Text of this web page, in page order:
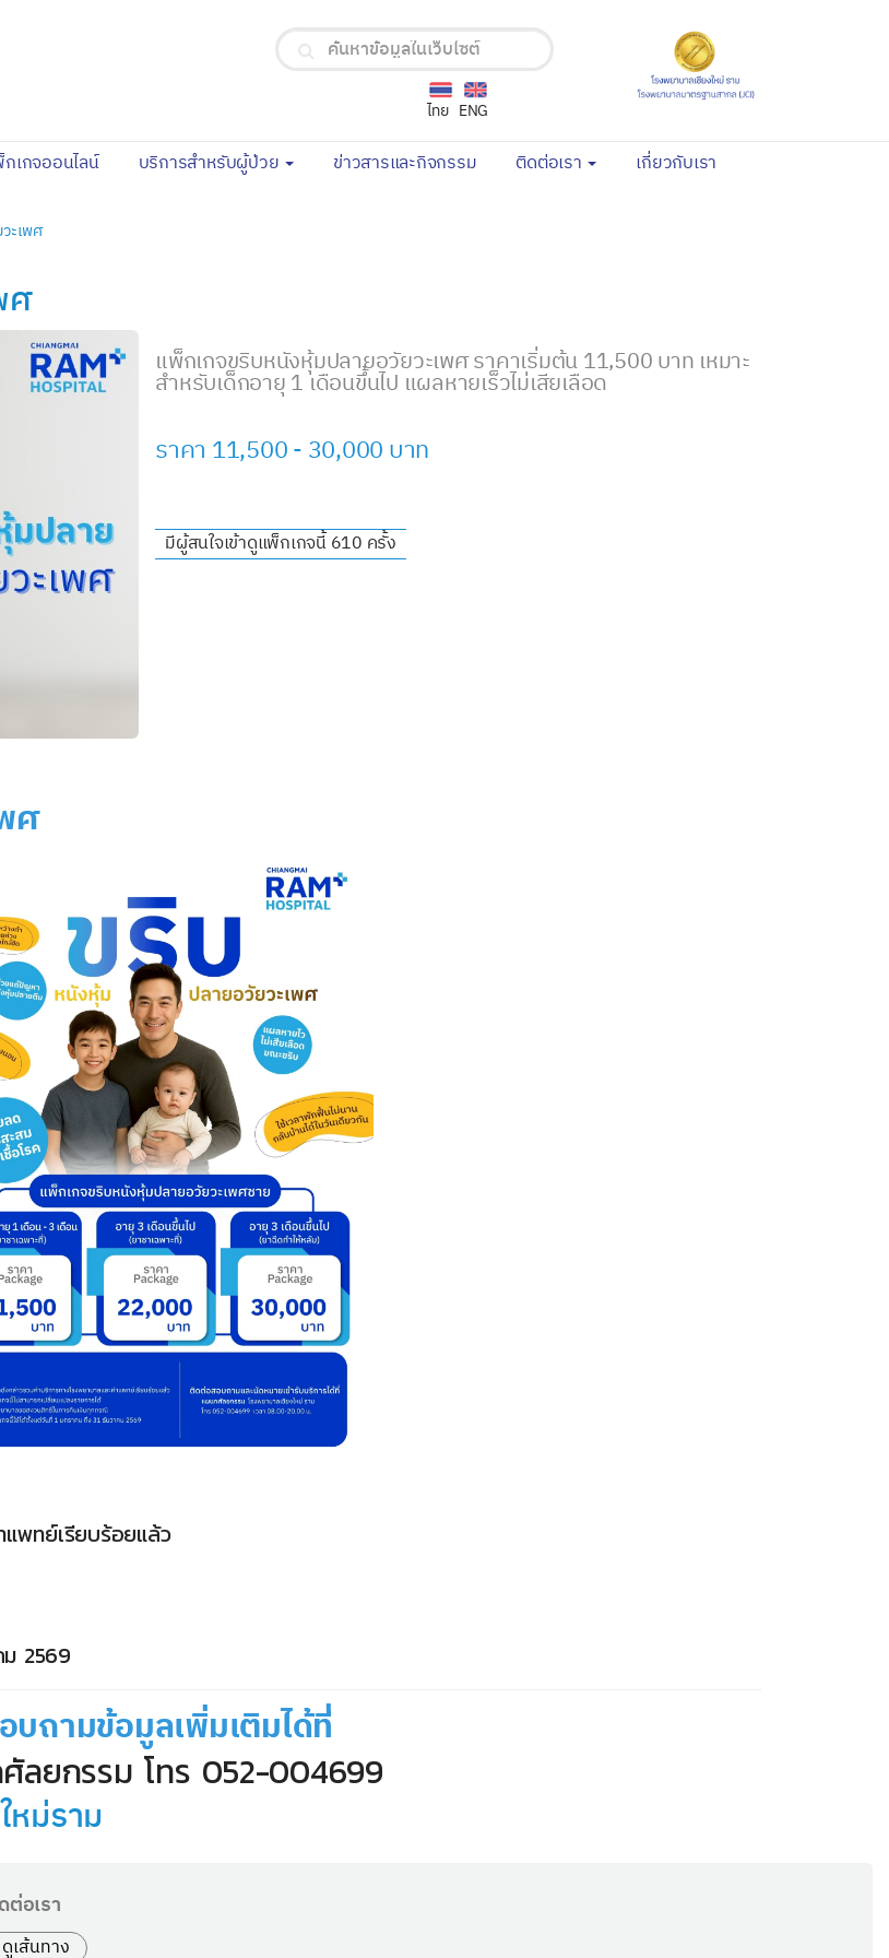
ENG
ไทย
เกจออนไลน์(current)บริการสำหรับผู้ป่วย ข่าวสารและกิจกรรม(current)ติดต่อเรา เกี่ยวกับเรา
ะเพศ
ศ
แพ็กเกจขริบหนังหุ้มปลายอวัยวะเพศ ราคาเริ่มต้น 11,500 บาท เหมาะ
สำหรับเด็กอายุ 1 เดือนขึ้นไป แผลหายเร็วไม่เสียเลือด
ราคา 11,500 - 30,000 บาท
มีผู้สนใจเข้าดูแพ็กเกจนี้ 610 ครั้ง
ศ
แพทย์เรียบร้อยแล้ว
ม 2569
บถามข้อมูลเพิ่มเติมได้ที่
ลยกรรม โทร 052-004699
หม่ราม
ต่อเรา
ดูเส้นทาง